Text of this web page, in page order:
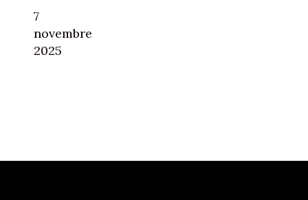
7
novembre
2025